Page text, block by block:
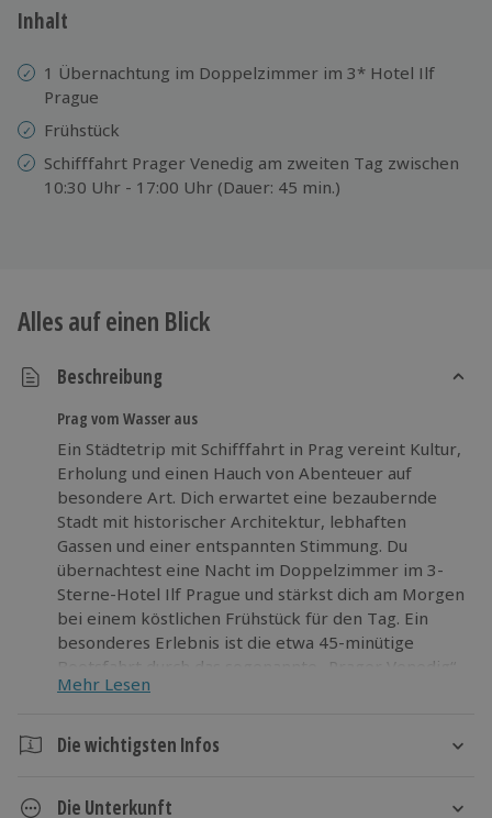
Jeder Gutschein für alle Erlebnisse einlösbar.
10 Jahre gültig & verlängerbar.
Inhalt
1 Übernachtung im Doppelzimmer im 3* Hotel Ilf
Prague
Frühstück
Schifffahrt Prager Venedig am zweiten Tag zwischen
10:30 Uhr - 17:00 Uhr (Dauer: 45 min.)
Alles auf einen Blick
Beschreibung
Prag vom Wasser aus
Ein Städtetrip mit Schifffahrt in Prag vereint Kultur,
Erholung und einen Hauch von Abenteuer auf
besondere Art. Dich erwartet eine bezaubernde
Stadt mit historischer Architektur, lebhaften
Gassen und einer entspannten Stimmung. Du
übernachtest eine Nacht im Doppelzimmer im 3-
Sterne-Hotel Ilf Prague und stärkst dich am Morgen
bei einem köstlichen Frühstück für den Tag. Ein
besonderes Erlebnis ist die etwa 45-minütige
Bootsfahrt durch das sogenannte „Prager Venedig“.
Du fährst über das Wasser und genießt romantische
beeindruckenden Gebäude der Stadt. Während der
Fahrt entdeckst du Prag aus einer neuen
Auszeit bietet dir unglaubliche Eindrücke und
Mehr Lesen
Die wichtigsten Infos
Die Unterkunft